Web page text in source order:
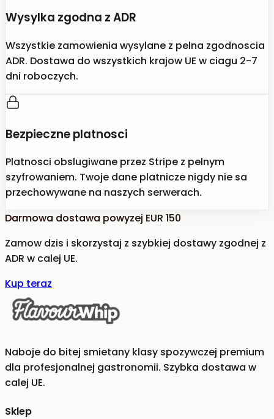
Wysylka zgodna z ADR
Wszystkie zamowienia wysylane z pelna zgodnoscia
ADR. Dostawa do wszystkich krajow UE w ciagu 2-7
dni roboczych.
Bezpieczne platnosci
Platnosci obslugiwane przez Stripe z pelnym
szyfrowaniem. Twoje dane platnicze nigdy nie sa
przechowywane na naszych serwerach.
Darmowa dostawa powyzej EUR 150
Zamow dzis i skorzystaj z szybkiej dostawy zgodnej z
ADR w calej UE.
Kup teraz
Naboje do bitej smietany klasy spozywczej premium
dla profesjonalnej gastronomii. Szybka dostawa w
calej UE.
Sklep